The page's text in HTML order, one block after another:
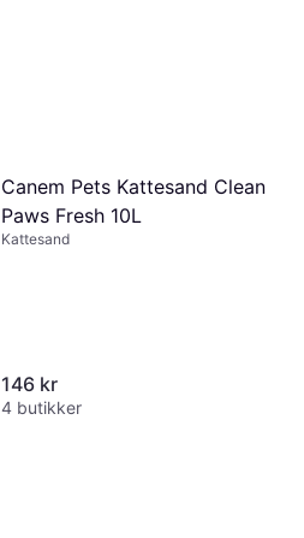
Canem Pets Kattesand Clean
Paws Fresh 10L
Kattesand
146 kr
4 butikker